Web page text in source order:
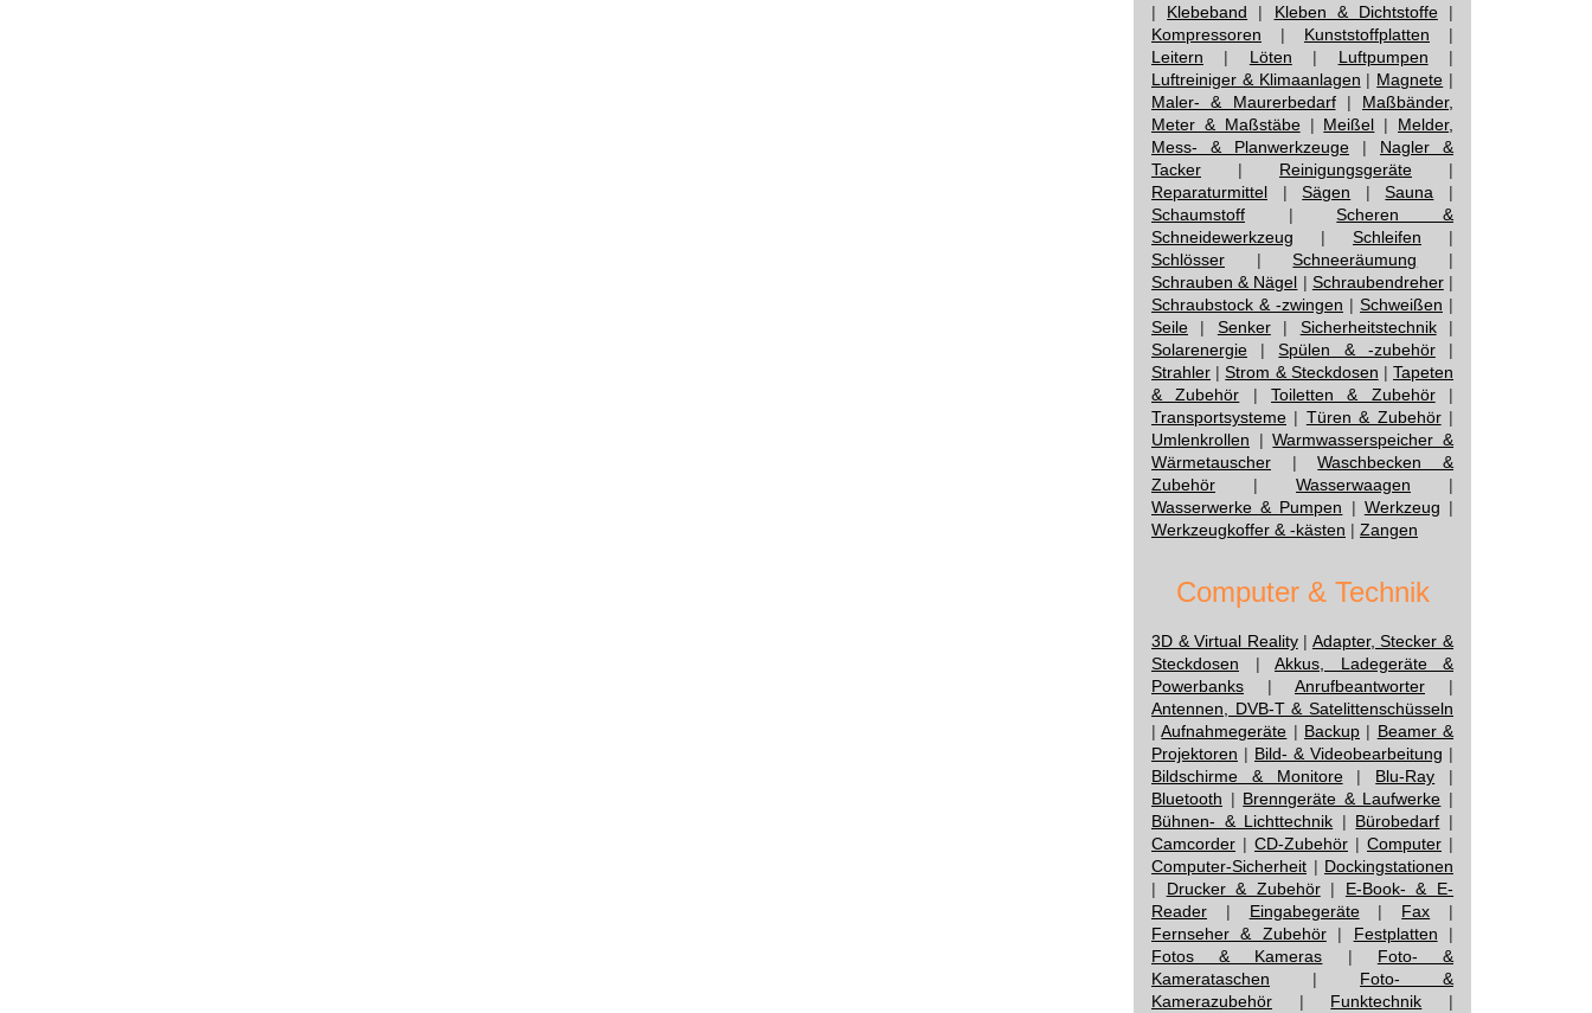
| Klebeband | Kleben & Dichtstoffe|
Kompressoren | Kunststoffplatten |
Leitern | Löten | Luftpumpen |
Luftreiniger & Klimaanlagen | Magnete |
Maler- & Maurerbedarf| Maßbänder,
Meter & Maßstäbe| Meißel | Melder,
Mess- & Planwerkzeuge | Nagler &
Tacker | Reinigungsgeräte |
Reparaturmittel |Sägen |Sauna |
Schaumstoff |Scheren &
Schneidewerkzeug | Schleifen |
Schlösser |Schneeräumung |
Schrauben & Nägel | Schraubendreher|
Schraubstock & -zwingen | Schweißen |
Seile | Senker| Sicherheitstechnik|
Solarenergie |Spülen & -zubehör|
Strahler |Strom & Steckdosen |Tapeten
& Zubehör |Toiletten & Zubehör|
Transportsysteme | Türen & Zubehör|
Umlenkrollen |Warmwasserspeicher &
Wärmetauscher |Waschbecken &
Zubehör | Wasserwaagen |
Wasserwerke & Pumpen | Werkzeug |
Werkzeugkoffer & -kästen | Zangen
Computer & Technik
3D & Virtual Reality| Adapter, Stecker &
Steckdosen | Akkus, Ladegeräte &
Powerbanks | Anrufbeantworter |
Antennen, DVB-T & Satelittenschüsseln
|Aufnahmegeräte | Backup | Beamer &
Projektoren | Bild- & Videobearbeitung |
Bildschirme & Monitore| Blu-Ray |
Bluetooth | Brenngeräte & Laufwerke |
Bühnen- & Lichttechnik | Bürobedarf |
Camcorder | CD-Zubehör | Computer |
Computer-Sicherheit | Dockingstationen
| Drucker & Zubehör| E-Book- & E-
Reader | Eingabegeräte| Fax |
Fernseher & Zubehör| Festplatten |
Fotos & Kameras | Foto- &
Kamerataschen | Foto- &
Kamerazubehör | Funktechnik |